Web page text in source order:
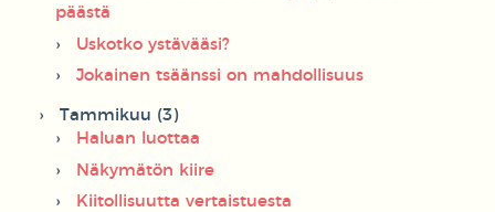
päästä
Uskotko ystävääsi?
Jokainen tsäänssi on mahdollisuus
Tammikuu (3)
Haluan luottaa
Näkymätön kiire
Kiitollisuutta vertaistuesta